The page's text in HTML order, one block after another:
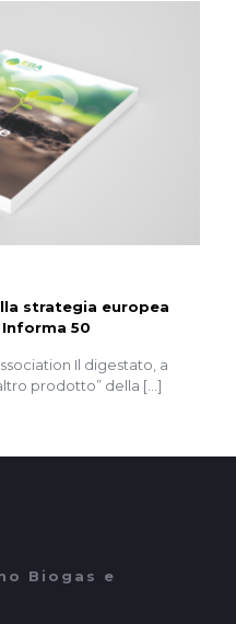
strategia europea
50
Il digestato, a
prodotto” della […]
Biogas e